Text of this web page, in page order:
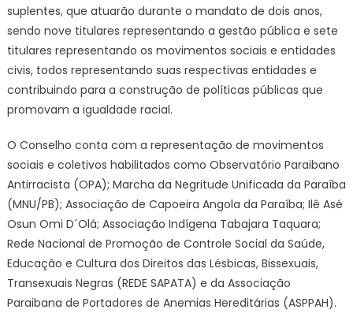
suplentes, que atuarão durante o mandato de dois anos,
sendo nove titulares representando a gestão pública e sete
titulares representando os movimentos sociais e entidades
civis, todos representando suas respectivas entidades e
contribuindo para a construção de políticas públicas que
promovam a igualdade racial.
O Conselho conta com a representação de movimentos
sociais e coletivos habilitados como Observatório Paraibano
Antirracista (OPA); Marcha da Negritude Unificada da Paraíba
(MNU/PB); Associação de Capoeira Angola da Paraíba; Ilê Asé
Osun Omi D´Olá; Associação Indígena Tabajara Taquara;
Rede Nacional de Promoção de Controle Social da Saúde,
Educação e Cultura dos Direitos das Lésbicas, Bissexuais,
Transexuais Negras (REDE SAPATA) e da Associação
Paraibana de Portadores de Anemias Hereditárias (ASPPAH).